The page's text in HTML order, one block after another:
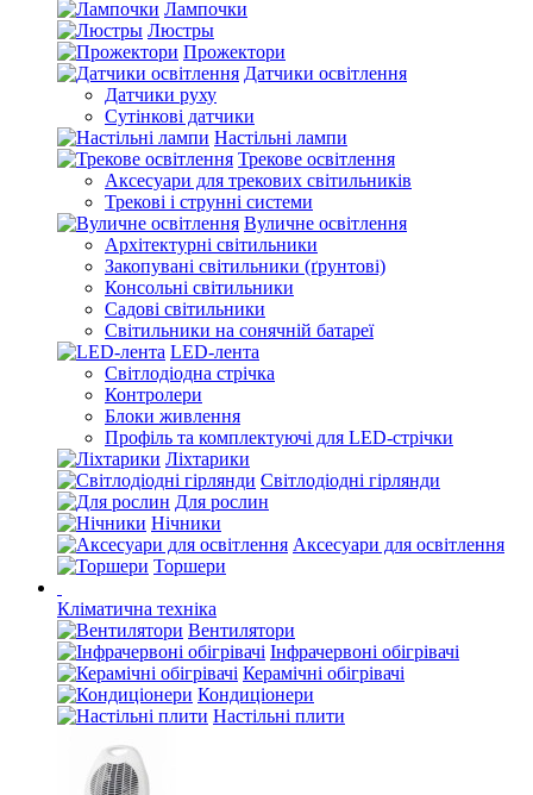
Лампочки
Люстры
Прожектори
Датчики освітлення
Датчики руху
Сутінкові датчики
Настільні лампи
Трекове освітлення
Аксесуари для трекових світильників
Трекові і струнні системи
Вуличне освітлення
Архітектурні світильники
Закопувані світильники (ґрунтові)
Консольні світильники
Садові світильники
Світильники на сонячній батареї
LED-лента
Світлодіодна стрічка
Контролери
Блоки живлення
Профіль та комплектуючі для LED-стрічки
Ліхтарики
Світлодіодні гірлянди
Для рослин
Нічники
Аксесуари для освітлення
Торшери
Кліматична техніка
Вентилятори
Інфрачервоні обігрівачі
Керамічні обігрівачі
Кондиціонери
Настільні плити